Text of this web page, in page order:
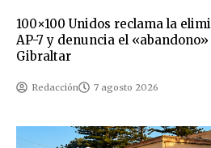
100×100 Unidos reclama la
AP-7 y denuncia el
Gibraltar
Redacción 7 agosto 2026